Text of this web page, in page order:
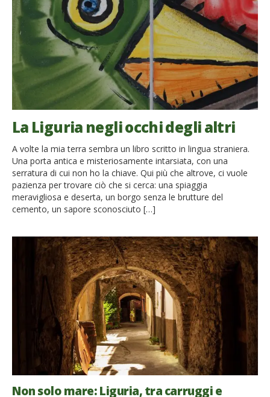
La Liguria negli occhi degli altri
A volte la mia terra sembra un libro scritto in lingua straniera.
Una porta antica e misteriosamente intarsiata, con una
serratura di cui non ho la chiave. Qui più che altrove, ci vuole
pazienza per trovare ciò che si cerca: una spiaggia
meravigliosa e deserta, un borgo senza le brutture del
cemento, un sapore sconosciuto […]
Non solo mare: Liguria, tra carruggi e